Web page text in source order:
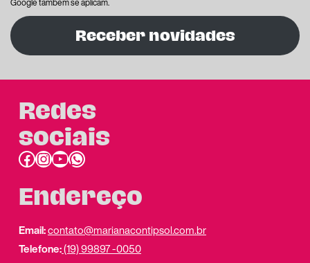
Receber novidades
Redes
sociais
Facebook InstagramYoutube link do whatsapp
Endereço
Email:contato@marianacontipsol.com.br
Telefone:(19) 99897 -0050